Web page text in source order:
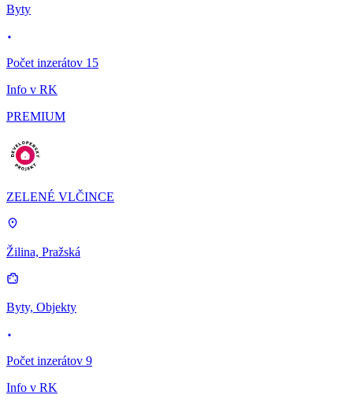
Byty
Počet inzerátov 15
Info v RK
PREMIUM
ZELENÉ VLČINCE
Žilina, Pražská
Byty, Objekty
Počet inzerátov 9
Info v RK